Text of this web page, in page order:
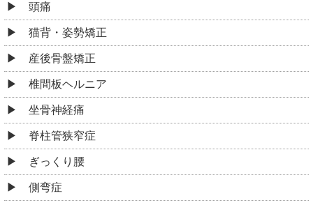
頭痛
猫背・姿勢矯正
産後骨盤矯正
椎間板ヘルニア
坐骨神経痛
脊柱管狭窄症
ぎっくり腰
側弯症